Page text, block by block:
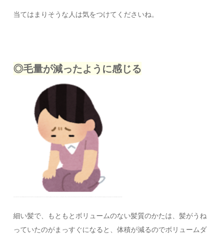
当てはまりそうな人は気をつけてくださいね。
◎毛量が減ったように感じる
細い髪で、もともとボリュームのない髪質のかたは、髪がうね
っていたのがまっすぐになると、体積が減るのでボリュームダ